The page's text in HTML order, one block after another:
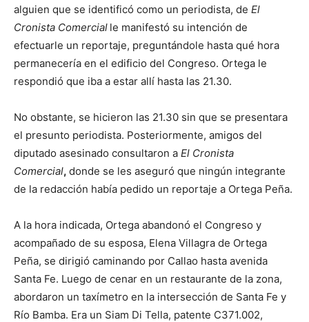
alguien que se identificó como un periodista, de El
Cronista Comercial le manifestó su intención de
efectuarle un reportaje, preguntándole hasta qué hora
permanecería en el edificio del Congreso. Ortega le
respondió que iba a estar allí hasta las 21.30.
No obstante, se hicieron las 21.30 sin que se presentara
el presunto periodista. Posteriormente, amigos del
diputado asesinado consultaron a El Cronista
Comercial, donde se les aseguró que ningún integrante
de la redacción había pedido un reportaje a Ortega Peña.
A la hora indicada, Ortega abandonó el Congreso y
acompañado de su esposa, Elena Villagra de Ortega
Peña, se dirigió caminando por Callao hasta avenida
Santa Fe. Luego de cenar en un restaurante de la zona,
abordaron un taxímetro en la intersección de Santa Fe y
Río Bamba. Era un Siam Di Tella, patente C371.002,